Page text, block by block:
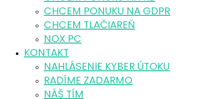
CHCEM PONUKU NA GDPR
CHCEM TLAČIAREŇ
NOX PC
KONTAKT
NAHLÁSENIE KYBER ÚTOKU
RADÍME ZADARMO
NÁŠ TÍM